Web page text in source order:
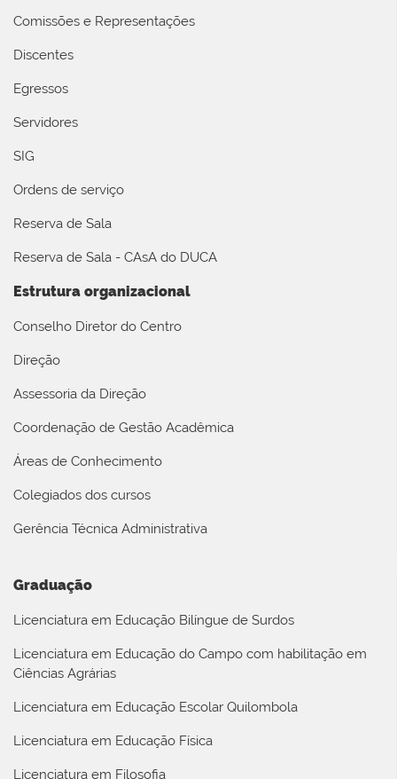
Comissões e Representações
Discentes
Egressos
Servidores
SIG
Ordens de serviço
Reserva de Sala
Reserva de Sala - CAsA do DUCA
Estrutura organizacional
Conselho Diretor do Centro
Direção
Assessoria da Direção
Coordenação de Gestão Acadêmica
Áreas de Conhecimento
Colegiados dos cursos
Gerência Técnica Administrativa
Graduação
Licenciatura em Educação Bilíngue de Surdos
Licenciatura em Educação do Campo com habilitação em
Ciências Agrárias
Licenciatura em Educação Escolar Quilombola
Licenciatura em Educação Física
Licenciatura em Filosofia